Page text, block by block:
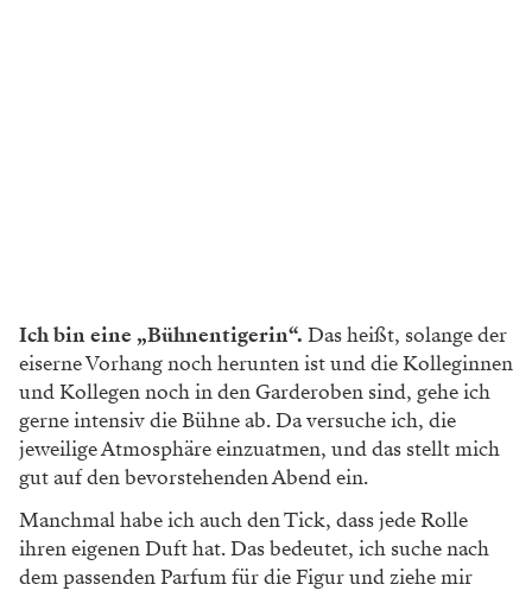
Ich bin eine „Bühnentigerin“. Das heißt, solange der
eiserne Vorhang noch herunten ist und die Kolleginnen
und Kollegen noch in den Garderoben sind, gehe ich
gerne intensiv die Bühne ab. Da versuche ich, die
jeweilige Atmosphäre einzuatmen, und das stellt mich
gut auf den bevorstehenden Abend ein.
Manchmal habe ich auch den Tick, dass jede Rolle
ihren eigenen Duft hat. Das bedeutet, ich suche nach
dem passenden Parfum für die Figur und ziehe mir